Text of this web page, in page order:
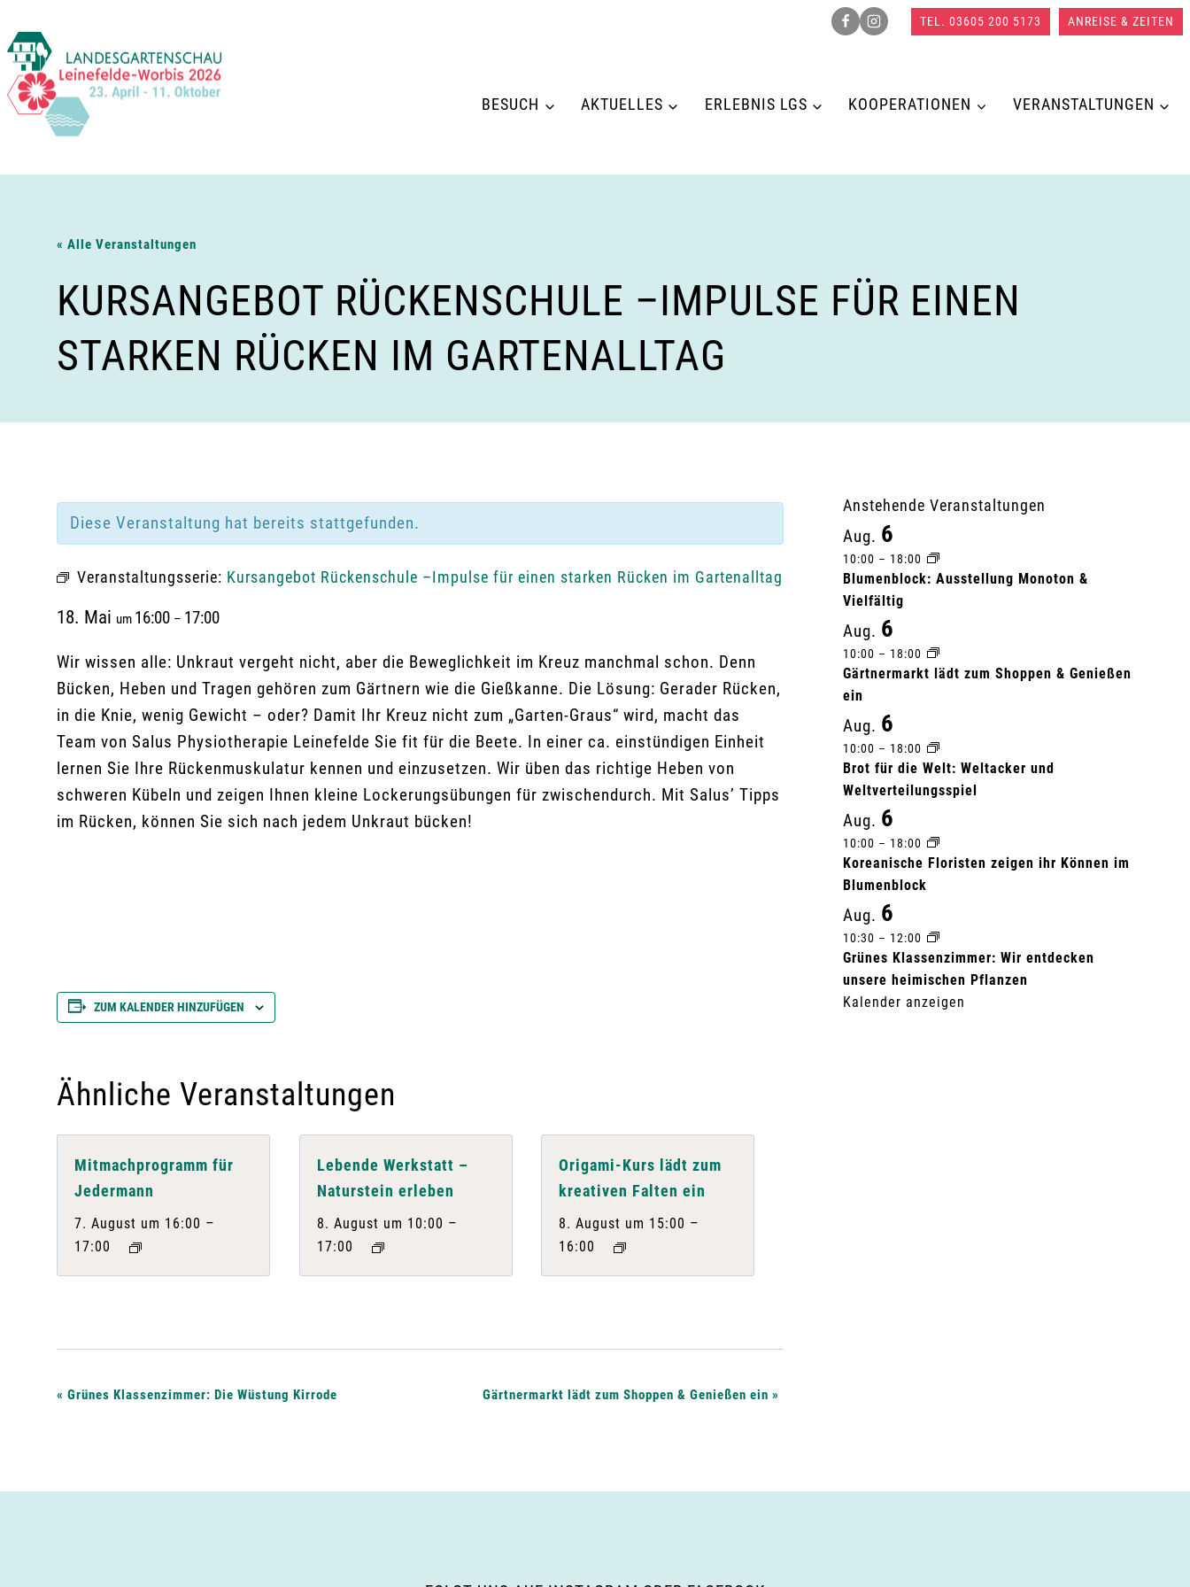
Inhalt
springen
TEL. 03605 200 5173 ANREISE & ZEITEN
BESUCH AKTUELLES ERLEBNIS LGS KOOPERATIONEN VERANSTALTUNGEN
« Alle Veranstaltungen
KURSANGEBOT RÜCKENSCHULE –IMPULSE FÜR EINEN
STARKEN RÜCKEN IM GARTENALLTAG
Diese Veranstaltung hat bereits stattgefunden.
Veranstaltungsserie: Kursangebot Rückenschule –Impulse für einen starken Rücken im Gartenalltag
18. Mai um 16:00 – 17:00
Wir wissen alle: Unkraut vergeht nicht, aber die Beweglichkeit im Kreuz manchmal schon. Denn
Bücken, Heben und Tragen gehören zum Gärtnern wie die Gießkanne. Die Lösung: Gerader Rücken,
in die Knie, wenig Gewicht – oder? Damit Ihr Kreuz nicht zum „Garten-Graus“ wird, macht das
Team von Salus Physiotherapie Leinefelde Sie fit für die Beete. In einer ca. einstündigen Einheit
lernen Sie Ihre Rückenmuskulatur kennen und einzusetzen. Wir üben das richtige Heben von
schweren Kübeln und zeigen Ihnen kleine Lockerungsübungen für zwischendurch. Mit Salus’ Tipps
im Rücken, können Sie sich nach jedem Unkraut bücken!
ZUM KALENDER HINZUFÜGEN
Ähnliche Veranstaltungen
Mitmachprogramm für
Jedermann
7. August um 16:00 –
17:00
Lebende Werkstatt –
Naturstein erleben
8. August um 10:00 –
17:00
Origami-Kurs lädt zum
kreativen Falten ein
8. August um 15:00 –
16:00
V
r
« Grünes Klassenzimmer: Die Wüstung Kirrode Gärtnermarkt lädt zum Shoppen & Genießen ein»
Anstehende Veranstaltungen
Aug. 6
10:00 – 18:00
Blumenblock: Ausstellung Monoton &
Vielfältig
Aug. 6
10:00 – 18:00
Gärtnermarkt lädt zum Shoppen & Genießen
ein
Aug. 6
10:00 – 18:00
Brot für die Welt: Weltacker und
Weltverteilungsspiel
Aug. 6
10:00 – 18:00
Koreanische Floristen zeigen ihr Können im
Blumenblock
Aug. 6
10:30 – 12:00
Grünes Klassenzimmer: Wir entdecken
unsere heimischen Pflanzen
Kalender anzeigen